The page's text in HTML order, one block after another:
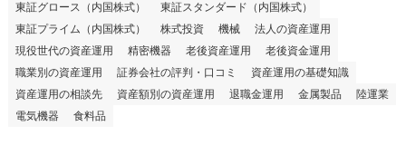
東証グロース（内国株式）
東証スタンダード（内国株式）
東証プライム（内国株式）
株式投資 機械
法人の資産運用
現役世代の資産運用
精密機器 老後資産運用
老後資金運用
職業別の資産運用
証券会社の評判・口コミ
資産運用の基礎知識
資産運用の相談先
資産額別の資産運用 退職金運用 金属製品
陸運業
電気機器
食料品